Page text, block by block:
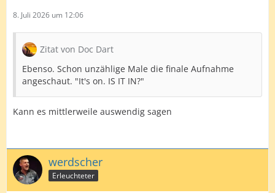
8. Juli 2026 um 12:06
Zitat von Doc Dart
Ebenso. Schon unzählige Male die finale Aufnahme
angeschaut. "It's on. IS IT IN?"
Kann es mittlerweile auswendig sagen
werdscher
Erleuchteter